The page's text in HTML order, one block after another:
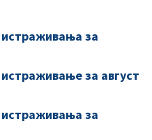
за
за август
за